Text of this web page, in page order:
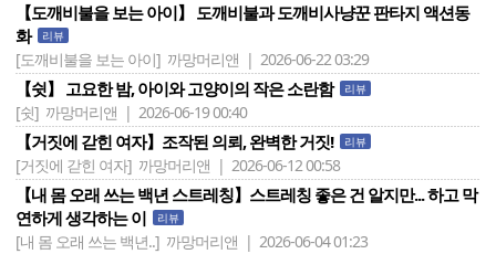
【도깨비불을 보는 아이】 도깨비불과 도깨비사냥꾼 판타지 액션동
화
리뷰
[도깨비불을 보는 아이] 까망머리앤 | 2026-06-22 03:29
【쉿】 고요한 밤, 아이와 고양이의 작은 소란함 리뷰
[쉿] 까망머리앤 | 2026-06-19 00:40
【거짓에 갇힌 여자】조작된 의뢰, 완벽한 거짓! 리뷰
[거짓에 갇힌 여자] 까망머리앤 | 2026-06-12 00:58
【내 몸 오래 쓰는 백년 스트레칭】스트레칭 좋은 건 알지만... 하고 막
연하게 생각하는 이
리뷰
[내 몸 오래 쓰는 백년..] 까망머리앤 | 2026-06-04 01:23